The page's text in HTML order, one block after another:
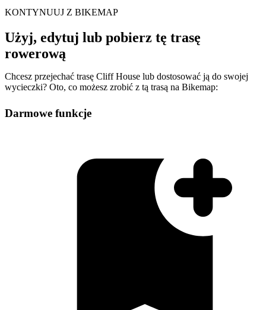
KONTYNUUJ Z BIKEMAP
Użyj, edytuj lub pobierz tę trasę
rowerową
Chcesz przejechać trasę Cliff House lub dostosować ją do swojej
wycieczki? Oto, co możesz zrobić z tą trasą na Bikemap:
Darmowe funkcje